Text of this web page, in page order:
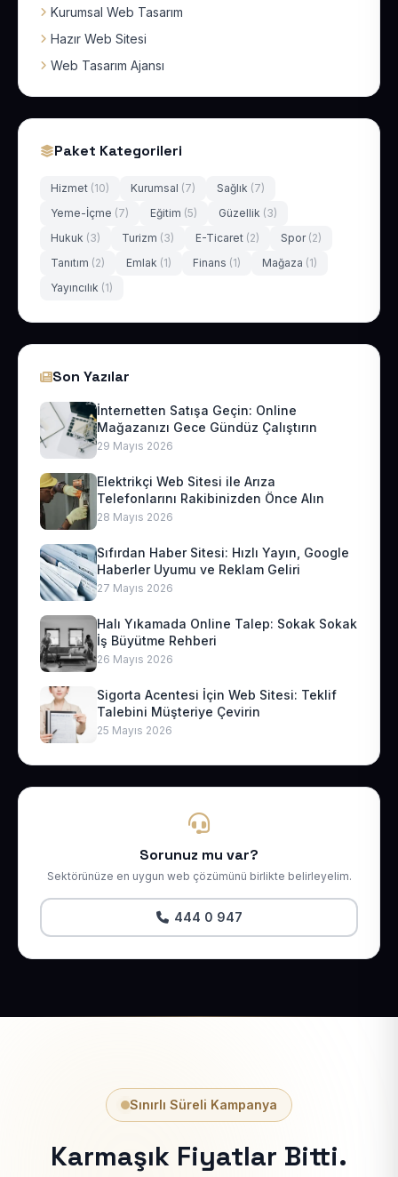
Kurumsal Web Tasarım
Hazır Web Sitesi
Web Tasarım Ajansı
Paket Kategorileri
Hizmet (10) Kurumsal (7) Sağlık (7)
Yeme-İçme (7) Eğitim (5) Güzellik (3)
Hukuk (3) Turizm (3) E-Ticaret (2) Spor (2)
Tanıtım (2) Emlak (1) Finans (1) Mağaza (1)
Yayıncılık (1)
Son Yazılar
İnternetten Satışa Geçin: Online
Mağazanızı Gece Gündüz Çalıştırın
29 Mayıs 2026
Elektrikçi Web Sitesi ile Arıza
Telefonlarını Rakibinizden Önce Alın
28 Mayıs 2026
Sıfırdan Haber Sitesi: Hızlı Yayın, Google
Haberler Uyumu ve Reklam Geliri
27 Mayıs 2026
Halı Yıkamada Online Talep: Sokak Sokak
İş Büyütme Rehberi
26 Mayıs 2026
Sigorta Acentesi İçin Web Sitesi: Teklif
Talebini Müşteriye Çevirin
25 Mayıs 2026
Sorunuz mu var?
Sektörünüze en uygun web çözümünü birlikte belirleyelim.
444 0 947
Sınırlı Süreli Kampanya
Karmaşık Fiyatlar Bitti.